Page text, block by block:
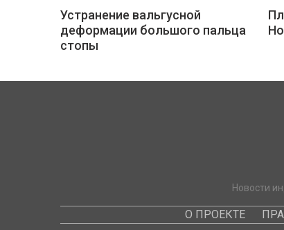
Устранение вальгусной
деформации большого пальца
стопы
Новости
О ПРОЕКТЕ